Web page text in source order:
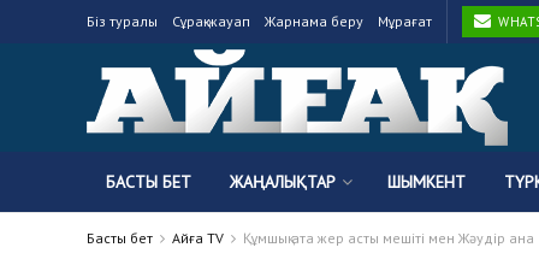
Біз туралы Сұрақ-жауап Жарнама беру Мұрағат
БАСТЫ БЕТ ЖАҢАЛЫҚТАР ШЫМКЕНТ
Басты бет Айғақ TV Құмшық ата жер асты мешіті мен Жәудір